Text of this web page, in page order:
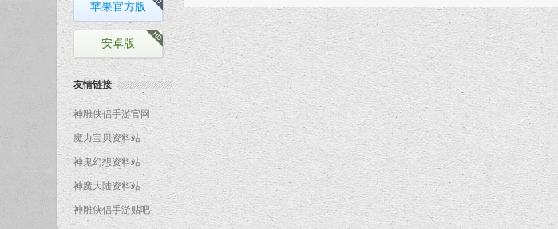
苹果官方版
安卓版
友情链接
神雕侠侣手游官网
魔力宝贝资料站
神鬼幻想资料站
神魔大陆资料站
神雕侠侣手游贴吧